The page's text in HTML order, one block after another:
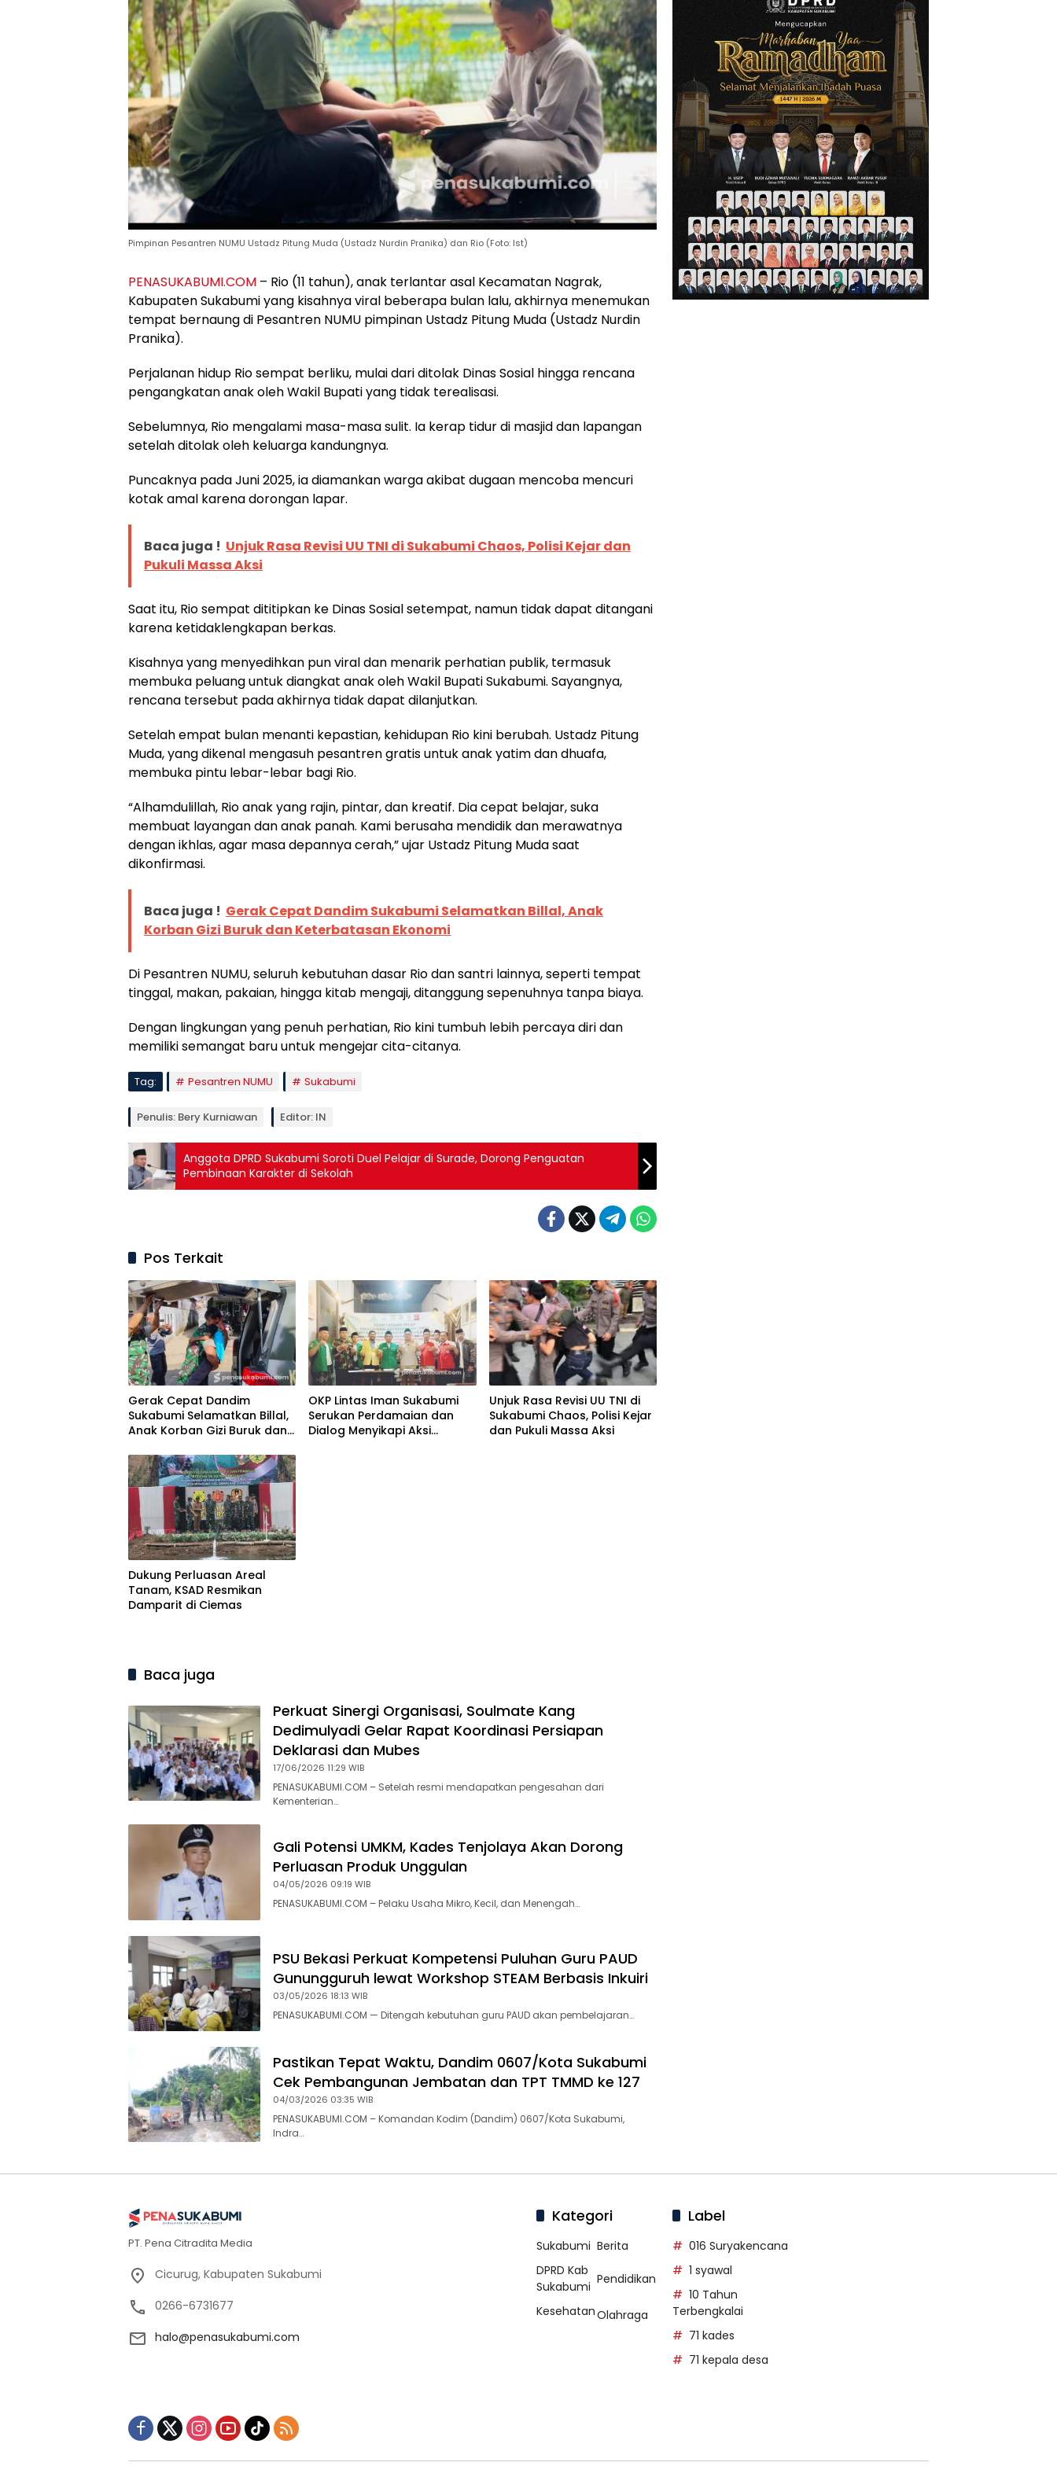
Pimpinan Pesantren NUMU Ustadz Pitung Muda (Ustadz Nurdin Pranika) dan Rio (Foto: Ist)
PENASUKABUMI.COM – Rio (11 tahun), anak terlantar asal Kecamatan Nagrak,
Kabupaten Sukabumi yang kisahnya viral beberapa bulan lalu, akhirnya menemukan
tempat bernaung di Pesantren NUMU pimpinan Ustadz Pitung Muda (Ustadz Nurdin
Pranika).
Perjalanan hidup Rio sempat berliku, mulai dari ditolak Dinas Sosial hingga rencana
pengangkatan anak oleh Wakil Bupati yang tidak terealisasi.
Sebelumnya, Rio mengalami masa-masa sulit. Ia kerap tidur di masjid dan lapangan
setelah ditolak oleh keluarga kandungnya.
Puncaknya pada Juni 2025, ia diamankan warga akibat dugaan mencoba mencuri
kotak amal karena dorongan lapar.
Baca juga ! Unjuk Rasa Revisi UU TNI di Sukabumi Chaos, Polisi Kejar dan
Pukuli Massa Aksi
Saat itu, Rio sempat dititipkan ke Dinas Sosial setempat, namun tidak dapat ditangani
karena ketidaklengkapan berkas.
Kisahnya yang menyedihkan pun viral dan menarik perhatian publik, termasuk
membuka peluang untuk diangkat anak oleh Wakil Bupati Sukabumi. Sayangnya,
rencana tersebut pada akhirnya tidak dapat dilanjutkan.
Setelah empat bulan menanti kepastian, kehidupan Rio kini berubah. Ustadz Pitung
Muda, yang dikenal mengasuh pesantren gratis untuk anak yatim dan dhuafa,
membuka pintu lebar-lebar bagi Rio.
“Alhamdulillah, Rio anak yang rajin, pintar, dan kreatif. Dia cepat belajar, suka
membuat layangan dan anak panah. Kami berusaha mendidik dan merawatnya
dengan ikhlas, agar masa depannya cerah,” ujar Ustadz Pitung Muda saat
dikonfirmasi.
Baca juga ! Gerak Cepat Dandim Sukabumi Selamatkan Billal, Anak
Korban Gizi Buruk dan Keterbatasan Ekonomi
Di Pesantren NUMU, seluruh kebutuhan dasar Rio dan santri lainnya, seperti tempat
tinggal, makan, pakaian, hingga kitab mengaji, ditanggung sepenuhnya tanpa biaya.
Dengan lingkungan yang penuh perhatian, Rio kini tumbuh lebih percaya diri dan
memiliki semangat baru untuk mengejar cita-citanya.
Tag: Pesantren NUMU Sukabumi
Penulis: Bery Kurniawan Editor: IN
Anggota DPRD Sukabumi Soroti Duel Pelajar di Surade, Dorong Penguatan
Pembinaan Karakter di Sekolah
Pos Terkait
Gerak Cepat Dandim
Sukabumi Selamatkan Billal,
Anak Korban Gizi Buruk dan
OKP Lintas Iman Sukabumi
Serukan Perdamaian dan
Dialog Menyikapi Aksi
Unjuk Rasa Revisi UU TNI di
Sukabumi Chaos, Polisi Kejar
dan Pukuli Massa Aksi
Dukung Perluasan Areal
Tanam, KSAD Resmikan
Damparit di Ciemas
Baca juga
Perkuat Sinergi Organisasi, Soulmate Kang
Dedimulyadi Gelar Rapat Koordinasi Persiapan
Deklarasi dan Mubes
17/06/2026 11:29 WIB
PENASUKABUMI.COM – Setelah resmi mendapatkan pengesahan dari
Kementerian…
Gali Potensi UMKM, Kades Tenjolaya Akan Dorong
Perluasan Produk Unggulan
04/05/2026 09:19 WIB
PENASUKABUMI.COM – Pelaku Usaha Mikro, Kecil, dan Menengah…
PSU Bekasi Perkuat Kompetensi Puluhan Guru PAUD
Gunungguruh lewat Workshop STEAM Berbasis Inkuiri
03/05/2026 18:13 WIB
PENASUKABUMI.COM — Ditengah kebutuhan guru PAUD akan pembelajaran…
Pastikan Tepat Waktu, Dandim 0607/Kota Sukabumi
Cek Pembangunan Jembatan dan TPT TMMD ke 127
04/03/2026 03:35 WIB
PENASUKABUMI.COM – Komandan Kodim (Dandim) 0607/Kota Sukabumi,
Indra…
PT. Pena Citradita Media
Cicurug, Kabupaten Sukabumi
0266-6731677
halo@penasukabumi.com
Kategori
Sukabumi Berita
DPRD Kab
Sukabumi
Pendidikan
KesehatanOlahraga
Label
016 Suryakencana
1 syawal
10 Tahun
Terbengkalai
71 kades
71 kepala desa